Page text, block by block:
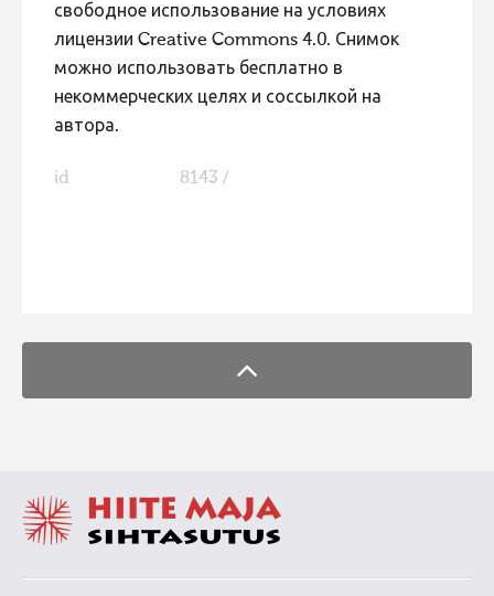
свободное использование на условиях
лицензии Creative Commons 4.0. Снимок
можно использовать бесплатно в
некоммерческих целях и соссылкой на
автора.
id 8143 /